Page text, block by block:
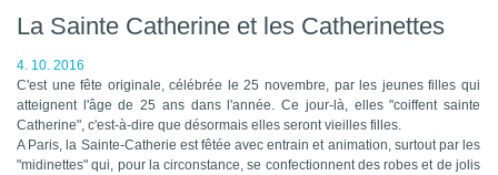
La Sainte Catherine et les Catherinettes
4. 10. 2016
C'est une fête originale, célébrée le 25 novembre, par les jeunes filles qui
atteignent l'âge de 25 ans dans l'année. Ce jour-là, elles "coiffent sainte
Catherine", c'est-à-dire que désormais elles seront vieilles filles.
A Paris, la Sainte-Catherie est fêtée avec entrain et animation, surtout par les
"midinettes" qui, pour la circonstance, se confectionnent des robes et de jolis